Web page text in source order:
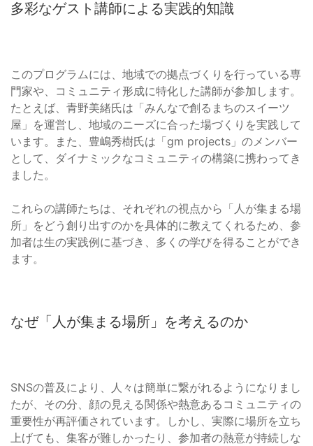
多彩なゲスト講師による実践的知識
このプログラムには、地域での拠点づくりを行っている専
門家や、コミュニティ形成に特化した講師が参加します。
たとえば、青野美緒氏は「みんなで創るまちのスイーツ
屋」を運営し、地域のニーズに合った場づくりを実践して
います。また、豊嶋秀樹氏は「gm projects」のメンバー
として、ダイナミックなコミュニティの構築に携わってき
ました。
これらの講師たちは、それぞれの視点から「人が集まる場
所」をどう創り出すのかを具体的に教えてくれるため、参
加者は生の実践例に基づき、多くの学びを得ることができ
ます。
なぜ「人が集まる場所」を考えるのか
SNSの普及により、人々は簡単に繋がれるようになりまし
たが、その分、顔の見える関係や熱意あるコミュニティの
重要性が再評価されています。しかし、実際に場所を立ち
上げても、集客が難しかったり、参加者の熱意が持続しな